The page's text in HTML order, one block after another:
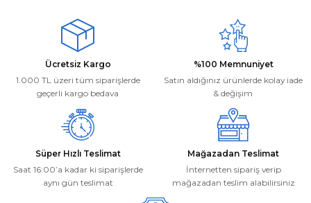
Ürün açıklamasında eksik bilgiler bulunuyor.
Ürün bilgilerinde hatalar bulunuyor.
Ürün fiyatı diğer sitelerden daha pahalı.
Bu ürüne benzer farklı alternatifler olmalı.
Mehmet Kayış | 17/02/2026
Deneyimini Paylaş
Ücretsiz Kargo
1.000 TL üzeri tüm siparişlerde
geçerli kargo bedava
%100 Memnuniyet
Satın aldığınız ürünlerde kolay iade
& değişim
Süper Hızlı Teslimat
Saat 16:00’a kadar ki siparişlerde
aynı gün teslimat
Mağazadan Teslimat
İnternetten sipariş verip
mağazadan teslim alabilirsiniz